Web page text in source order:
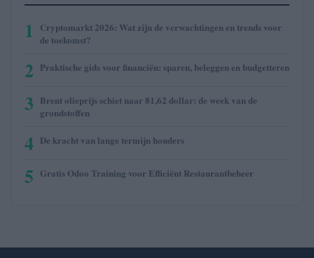
1
Cryptomarkt 2026: Wat zijn de verwachtingen en trends voor
de toekomst?
2 Praktische gids voor financiën: sparen, beleggen en budgetteren
3 Brent olieprijs schiet naar 81,62 dollar: de week van de
grondstoffen
4 De kracht van lange termijn houders
5 Gratis Odoo Training voor Efficiënt Restaurantbeheer